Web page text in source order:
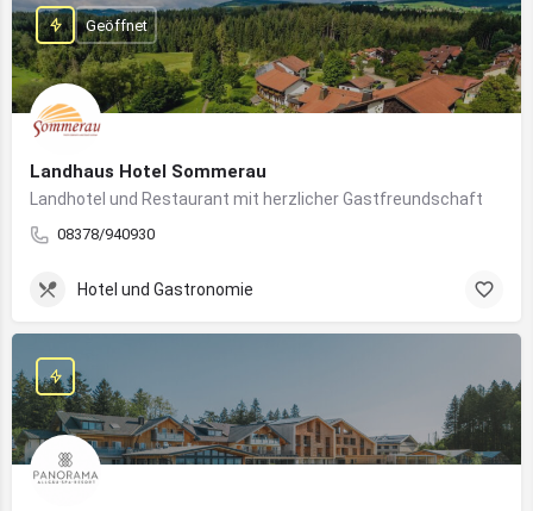
Landhaus Hotel Sommerau
Landhotel und Restaurant mit herzlicher Gastfreundschaft
08378/940930
Geöffnet
Hotel und Gastronomie